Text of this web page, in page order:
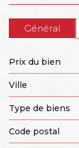
Général
Prix du bien
Ville
Type de biens
Code postal